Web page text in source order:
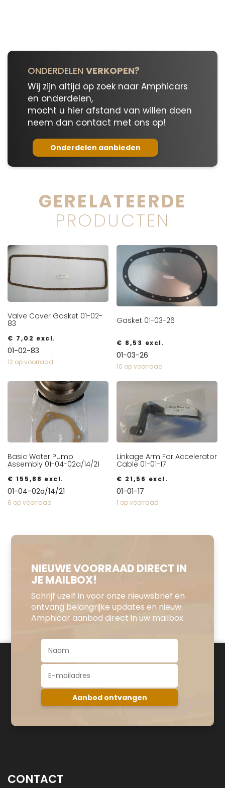
ONDERDELEN VERKOPEN?
Wij zijn altijd op zoek naar Amphicars
en onderdelen,
mocht u hier afstand van willen doen
neem dan contact met ons op!
Onderdelen aanbieden
GERELATEERDE
PRODUCTEN
Valve Cover Gasket 01-02-
83
€ 7,02 excl.
01-02-83
12 op voorraad
Gasket 01-03-26
€ 8,53 excl.
01-03-26
10 op voorraad
Basic Water Pump
Assembly 01-04-02a/14/21
€ 155,88 excl.
01-04-02a/14/21
6 op voorraad
Linkage Arm For Accelerator
Cable 01-01-17
€ 21,56 excl.
01-01-17
1 op voorraad
NIEUWE VOORRAAD DIRECT IN
JE MAILBOX!
Schrijf uzelf in voor onze nieuwsbrief en
ontvang belangrijke updates en nieuw
Amphicar aanbod direct in uw mailbox.
CONTACT